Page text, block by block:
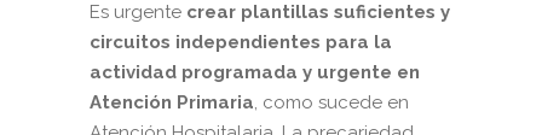
Es urgente crear plantillas suficientes y
circuitos independientes para la
actividad programada y urgente en
Atención Primaria, como sucede en